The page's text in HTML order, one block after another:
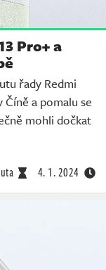
Pro+ a
řady Redmi
a pomalu se
mohli dočkat
4. 1. 2024